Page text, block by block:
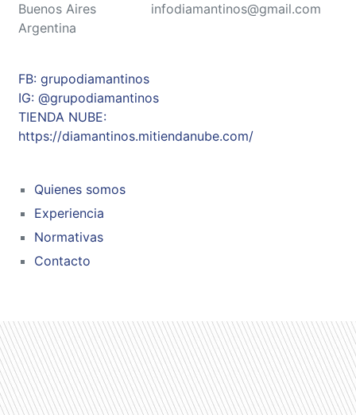
Buenos Aires
Argentina
infodiamantinos@gmail.com
FB: grupodiamantinos
IG: @grupodiamantinos
TIENDA NUBE:
https://diamantinos.mitiendanube.com/
Quienes somos
Experiencia
Normativas
Contacto